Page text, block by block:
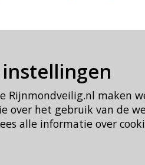
Rijnmondveilig.nl maken
over het gebruik van de
alle informatie over